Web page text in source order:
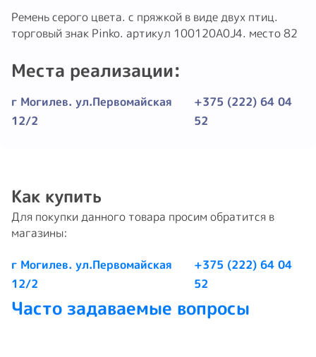
Ремень серого цвета. с пряжкой в виде двух птиц.
торговый знак Pinko. артикул 100120A0J4. место 82
Места реализации:
г Могилев. ул.Первомайская
12/2
+375 (222) 64 04
52
Как купить
Для покупки данного товара просим обратится в
магазины:
г Могилев. ул.Первомайская
12/2
+375 (222) 64 04
52
Часто задаваемые вопросы